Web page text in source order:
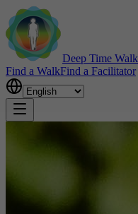
Deep Time Walk
Find a WalkFind a Facilitator